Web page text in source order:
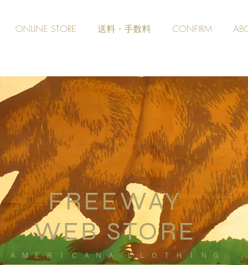
ONLINE STORE 送料・手数料 CONFIRM
FREEWAY
WEB STORE
​ＡＭＥＲＩＣＡＮＡ ＣＬＯＴＨＩＮＧ